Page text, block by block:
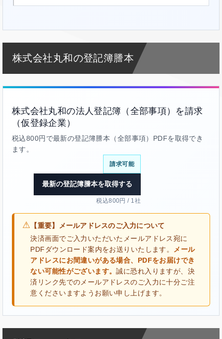
株式会社丸和の登記簿謄本
株式会社丸和の法人登記簿（全部事項）を請求
（仮登録企業）
税込800円で最新の登記簿謄本（全部事項）PDFを取得でき
ます。
請求可能
最新の登記簿謄本を取得する
税込800円 / 1社
⚠ 【重要】メールアドレスのご入力について
決済画面でご入力いただいたメールアドレス宛に
PDFダウンロード案内をお送りいたします。
メール
アドレスにお間違いがある場合、PDFをお届けでき
ない可能性がございます。誠に恐れ入りますが、決
済リンク先でのメールアドレスのご入力に十分ご注
意くださいますようお願い申し上げます。